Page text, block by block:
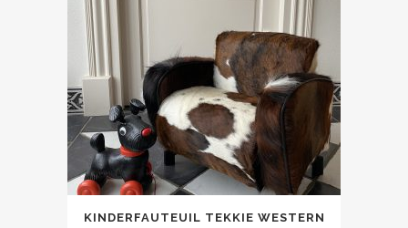
KINDERFAUTEUIL TEKKIE WESTERN